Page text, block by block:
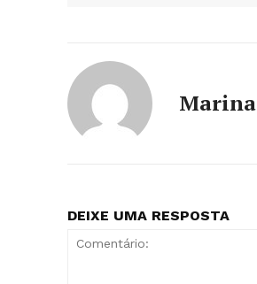
Marina
DEIXE UMA RESPOSTA